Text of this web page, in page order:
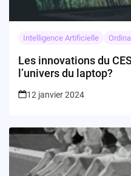
Intelligence Artificielle
Les innovations du
l’univers du laptop?
12 janvier 2024